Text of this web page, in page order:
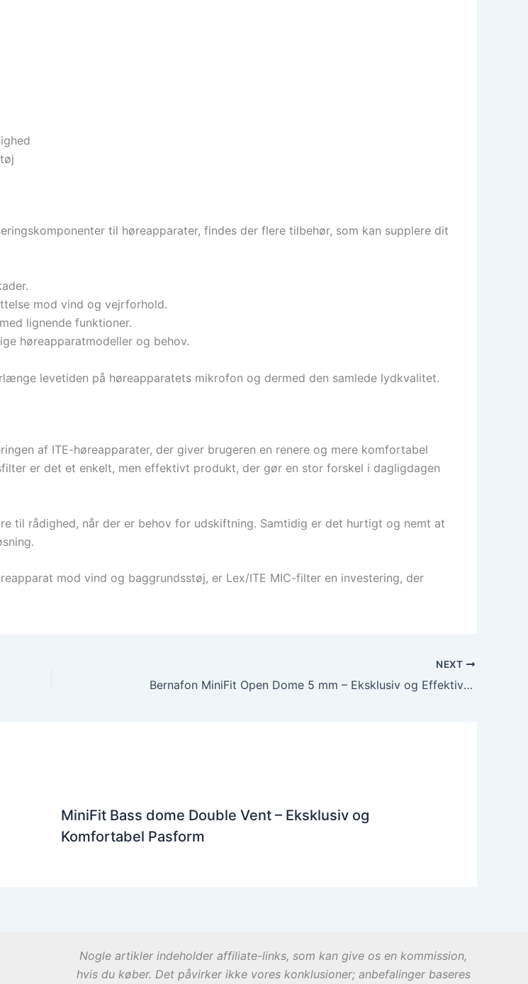
til høreapparater, findes der flere tilbehør, som kan supplere dit
mod vind og vejrforhold.
lignende funktioner.
høreapparatmodeller og behov.
levetiden på høreapparatets mikrofon og dermed den samlede lydkvalitet.
af ITE-høreapparater, der giver brugeren en renere og mere komfortabel
er det et enkelt, men effektivt produkt, der gør en stor forskel i dagligdagen
til rådighed, når der er behov for udskiftning. Samtidig er det hurtigt og nemt at
mod vind og baggrundsstøj, er Lex/ITE MIC-filter en investering, der
NEXT
Bernafon MiniFit Open Dome 5 mm – Eksklusiv og Effektiv Komfort
MiniFit Bass dome Double Vent – Eksklusiv og
Komfortabel Pasform
Nogle artikler indeholder affiliate-links, som kan give os en kommission,
hvis du køber. Det påvirker ikke vores konklusioner; anbefalinger baseres